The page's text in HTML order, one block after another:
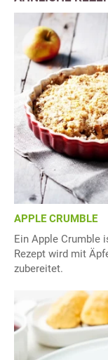
APPLE CRUMBLE
Ein Apple Crumble
Rezept wird mit
zubereitet.